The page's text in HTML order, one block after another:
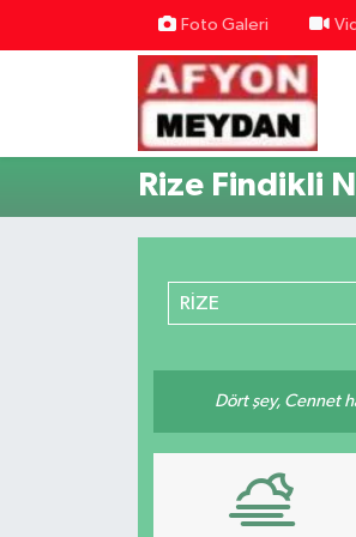
Foto Galeri
Rize Findikli
RİZE
Dört şey, Cennet
Nöbetçi Eczaneler
Hava Durumu
Trafik Durumu
Son Dakika Haberleri
Haber Arşivi